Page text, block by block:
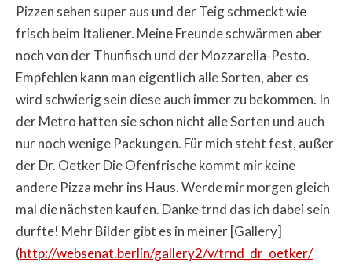
Pizzen sehen super aus und der Teig schmeckt wie
frisch beim Italiener. Meine Freunde schwärmen aber
noch von der Thunfisch und der Mozzarella-Pesto.
Empfehlen kann man eigentlich alle Sorten, aber es
wird schwierig sein diese auch immer zu bekommen. In
der Metro hatten sie schon nicht alle Sorten und auch
nur noch wenige Packungen. Für mich steht fest, außer
der Dr. Oetker Die Ofenfrische kommt mir keine
andere Pizza mehr ins Haus. Werde mir morgen gleich
mal die nächsten kaufen. Danke trnd das ich dabei sein
durfte! Mehr Bilder gibt es in meiner [Gallery]
(http://websenat.berlin/gallery2/v/trnd_dr_oetker/